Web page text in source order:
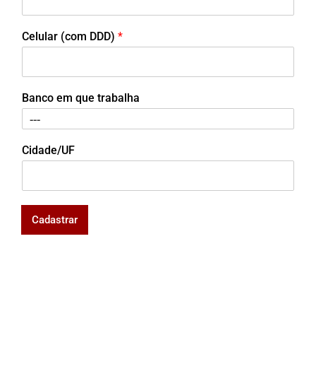
Celular (com DDD) *
Banco em que trabalha
Cidade/UF
Cadastrar